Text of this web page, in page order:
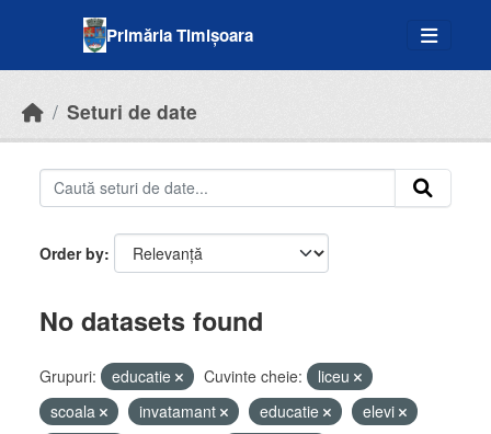
Primăria Timișoara
Seturi de date
Order by
No datasets found
Grupuri: educatie Cuvinte cheie:
liceu
scoala
invatamant educatie
elevi